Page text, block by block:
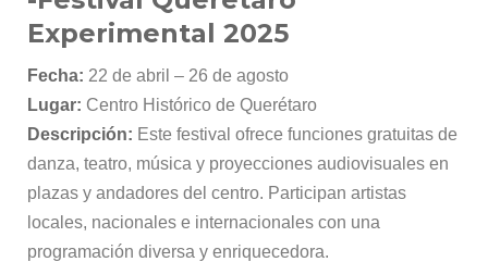
Experimental 2025
Fecha: 22 de abril – 26 de agosto
Lugar: Centro Histórico de Querétaro
Descripción: Este festival ofrece funciones gratuitas de
danza, teatro, música y proyecciones audiovisuales en
plazas y andadores del centro. Participan artistas
locales, nacionales e internacionales con una
programación diversa y enriquecedora.